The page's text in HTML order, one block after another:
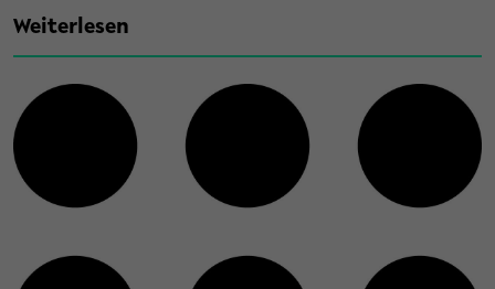
Weiterlesen